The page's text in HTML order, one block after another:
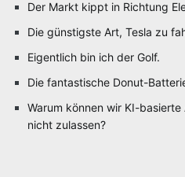
Der Markt kippt in Richtung
Die günstigste Art, Tesla zu
Eigentlich bin ich der Golf.
Die fantastische Donut-
Warum können wir KI-
nicht zulassen?